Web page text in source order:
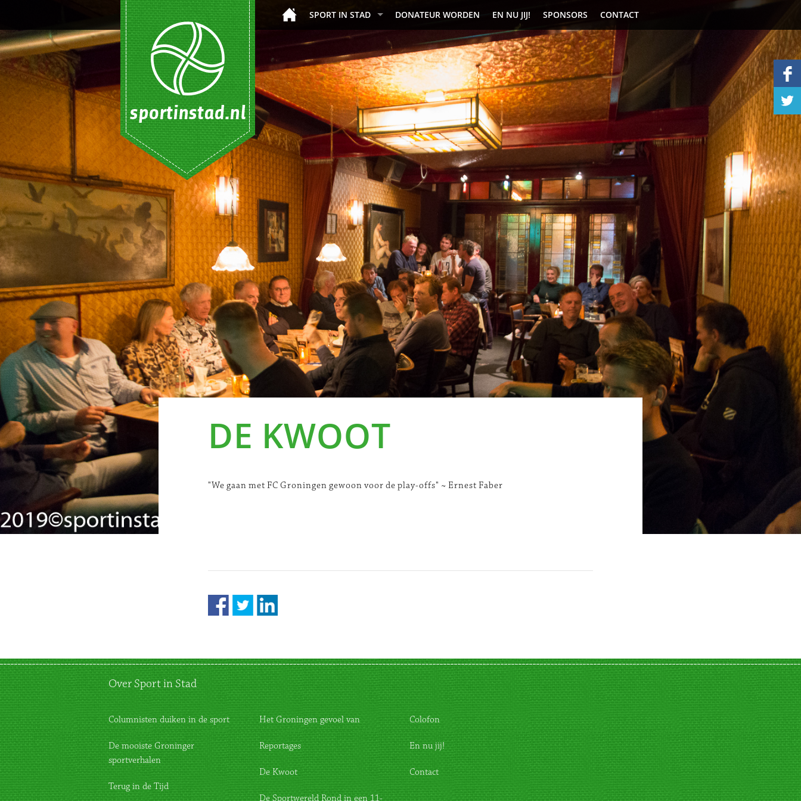
SPORT IN STAD DONATEUR WORDEN EN NU JIJ! SPONSORS CONTACT
DE KWOOT
"We gaan met FC Groningen gewoon voor de play-offs" ~ Ernest Faber
Over Sport in Stad
Columnisten duiken in de sport
De mooiste Groninger
sportverhalen
Terug in de Tijd
Het Groningen gevoel van
Reportages
De Kwoot
De Sportwereld Rond in een 11-
Colofon
En nu jij!
Contact